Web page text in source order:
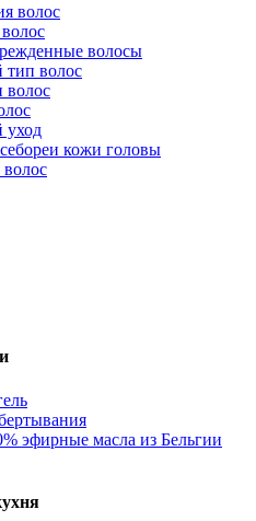
волос
волосы
волос
уход
кожи головы
эфирные масла из Бельгии